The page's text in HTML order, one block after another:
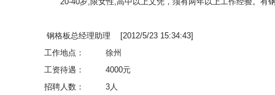
钢格板总经理助理 [2012/5/23 15:34:43]
工作地点：
徐州
工资待遇：
4000元
招聘人数：
3人